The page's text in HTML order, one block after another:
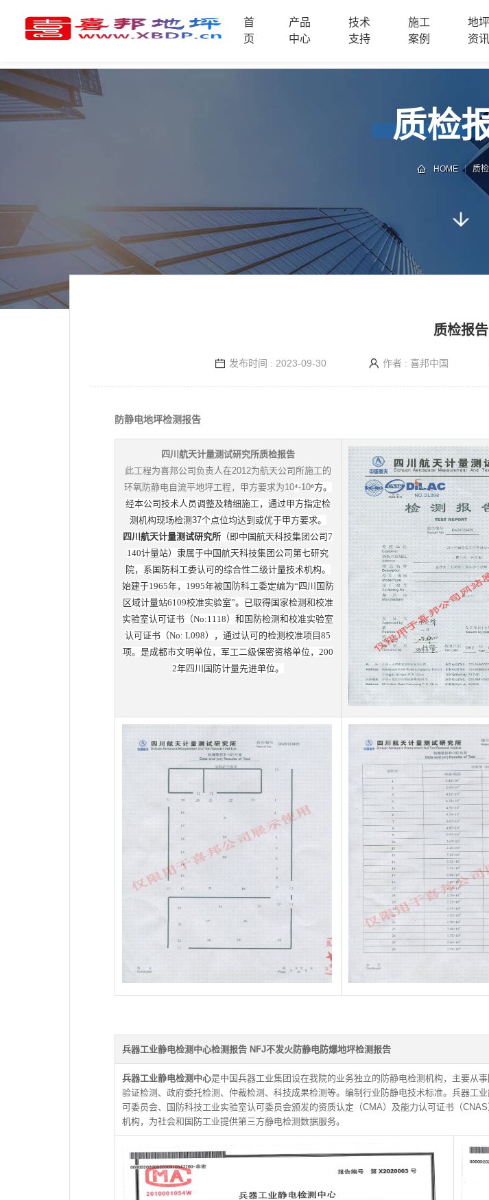
首
页
产品
中心
技术
支持
施工
案例
地坪
资讯
品
中
心
技
术
案
联
系
电
话
质检
HOME 质
质检报告
发布时间 : 2023-09-30 作者 : 喜邦中国
防静电地坪检测报告
四川航天计量测试研究所质检报告
此工程为喜邦公司负责人在2012为航天公司所施工的
环氧防静电自流平地坪工程，甲方要求为10⁴-10⁶方。
经本公司技术人员调整及精细施工，通过甲方指定检
测机构现场检测37个点位均达到或优于甲方要求。
四川航天计量测试研究所 （即中国航天科技集团公司7
140计量站）隶属于中国航天科技集团公司第七研究
院，系国防科工委认可的综合性二级计量技术机构。
始建于1965年，1995年被国防科工委定编为“四川国防
区域计量站6109校准实验室”。已取得国家检测和校准
实验室认可证书（No:1118）和国防检测和校准实验室
认可证书（No: L098），通过认可的检测校准项目85
项。是成都市文明单位，军工二级保密资格单位，200
2年四川国防计量先进单位。
兵器工业静电检测中心检测报告 NFJ不发火防静电防爆地坪检测报告
兵器工业静电检测中心是中国兵器工业集团设在我院的业务独立的防静电检测机构，主要从
验证检测、政府委托检测、仲裁检测、科技成果检测等。编制行业防静电技术标准。兵器工
可委员会、国防科技工业实验室认可委员会颁发的资质认定（CMA）及能力认可证书（
机构，为社会和国防工业提供第三方静电检测数据服务。